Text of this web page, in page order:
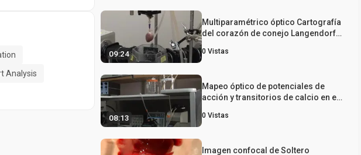
Analysis
09:24
Multiparamétrico óptico Cartografía
del corazón de conejo Langendorff
0 Vistas
08:13
Mapeo óptico de potenciales de
acción y transitorios de calcio en el
0 Vistas
Imagen confocal de Soltero